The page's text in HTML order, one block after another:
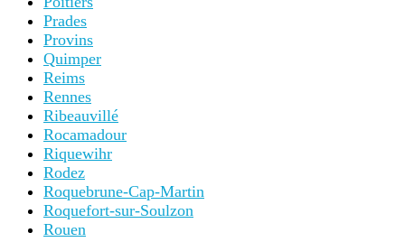
Prades
Provins
Quimper
Reims
Rennes
Ribeauvillé
Rocamadour
Riquewihr
Rodez
Roquebrune-Cap-Martin
Roquefort-sur-Soulzon
Rouen